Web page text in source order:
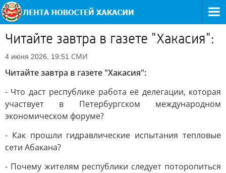
Читайте завтра в газете "Хакасия":
4 июня 2026, 19:51 СМИ
Читайте завтра в газете "Хакасия":
- Что даст республике работа её делегации, которая
участвует в Петербургском международном
экономическом форуме?
- Как прошли гидравлические испытания тепловые
сети Абакана?
- Почему жителям республики следует поторопиться